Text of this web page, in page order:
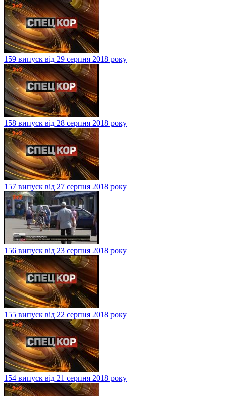
159 випуск від 29 серпня 2018 року
158 випуск від 28 серпня 2018 року
157 випуск від 27 серпня 2018 року
156 випуск від 23 серпня 2018 року
155 випуск від 22 серпня 2018 року
154 випуск від 21 серпня 2018 року